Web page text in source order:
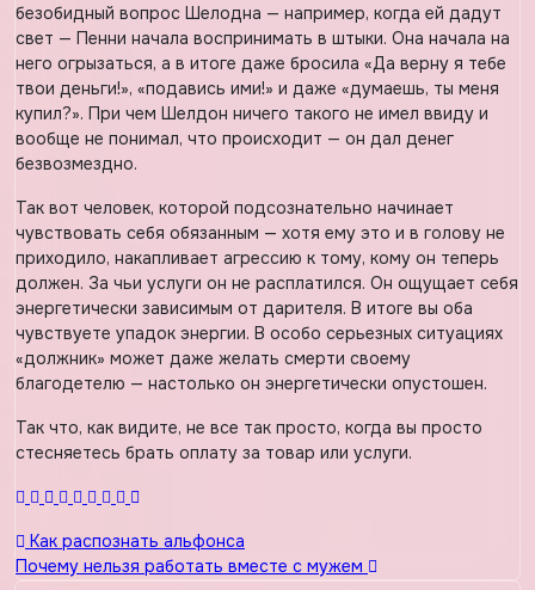
безобидный вопрос Шелодна — например, когда ей дадут
свет — Пенни начала воспринимать в штыки. Она начала на
него огрызаться, а в итоге даже бросила «Да верну я тебе
твои деньги!», «подавись ими!» и даже «думаешь, ты меня
купил?». При чем Шелдон ничего такого не имел ввиду и
вообще не понимал, что происходит — он дал денег
безвозмездно.
Так вот человек, которой подсознательно начинает
чувствовать себя обязанным — хотя ему это и в голову не
приходило, накапливает агрессию к тому, кому он теперь
должен. За чьи услуги он не расплатился. Он ощущает себя
энергетически зависимым от дарителя. В итоге вы оба
чувствуете упадок энергии. В особо серьезных ситуациях
«должник» может даже желать смерти своему
благодетелю — настолько он энергетически опустошен.
Так что, как видите, не все так просто, когда вы просто
стесняетесь брать оплату за товар или услуги.
Навигация
по
Как распознать альфонса
Почему нельзя работать вместе с мужем